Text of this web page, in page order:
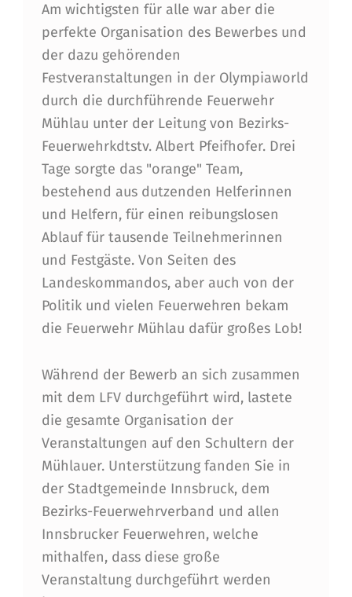
A
N
D
E
S
B
E
W
E
R
B
Am wichtigsten für alle war aber die
perfekte Organisation des Bewerbes und
der dazu gehörenden
Festveranstaltungen in der Olympiaworld
durch die durchführende Feuerwehr
Mühlau unter der Leitung von Bezirks-
Feuerwehrkdtstv. Albert Pfeifhofer. Drei
Tage sorgte das "orange" Team,
bestehend aus dutzenden Helferinnen
und Helfern, für einen reibungslosen
Ablauf für tausende Teilnehmerinnen
und Festgäste. Von Seiten des
Landeskommandos, aber auch von der
Politik und vielen Feuerwehren bekam
die Feuerwehr Mühlau dafür großes Lob!
Während der Bewerb an sich zusammen
mit dem LFV durchgeführt wird, lastete
die gesamte Organisation der
Veranstaltungen auf den Schultern der
Mühlauer. Unterstützung fanden Sie in
der Stadtgemeinde Innsbruck, dem
Bezirks-Feuerwehrverband und allen
Innsbrucker Feuerwehren, welche
mithalfen, dass diese große
Veranstaltung durchgeführt werden